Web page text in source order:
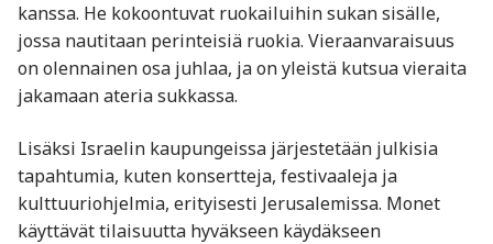
kanssa. He kokoontuvat ruokailuihin sukan sisälle,
jossa nautitaan perinteisiä ruokia. Vieraanvaraisuus
on olennainen osa juhlaa, ja on yleistä kutsua vieraita
jakamaan ateria sukkassa.
Lisäksi Israelin kaupungeissa järjestetään julkisia
tapahtumia, kuten konsertteja, festivaaleja ja
kulttuuriohjelmia, erityisesti Jerusalemissa. Monet
käyttävät tilaisuutta hyväkseen käydäkseen